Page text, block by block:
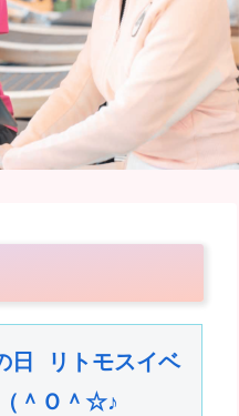
日 リトモスイベ
＾Ｏ＾☆♪